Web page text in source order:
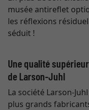
musée antireflet
les réflexions
séduit !
Une qualité
de Larson-Juhl
La société Larson-
plus grands